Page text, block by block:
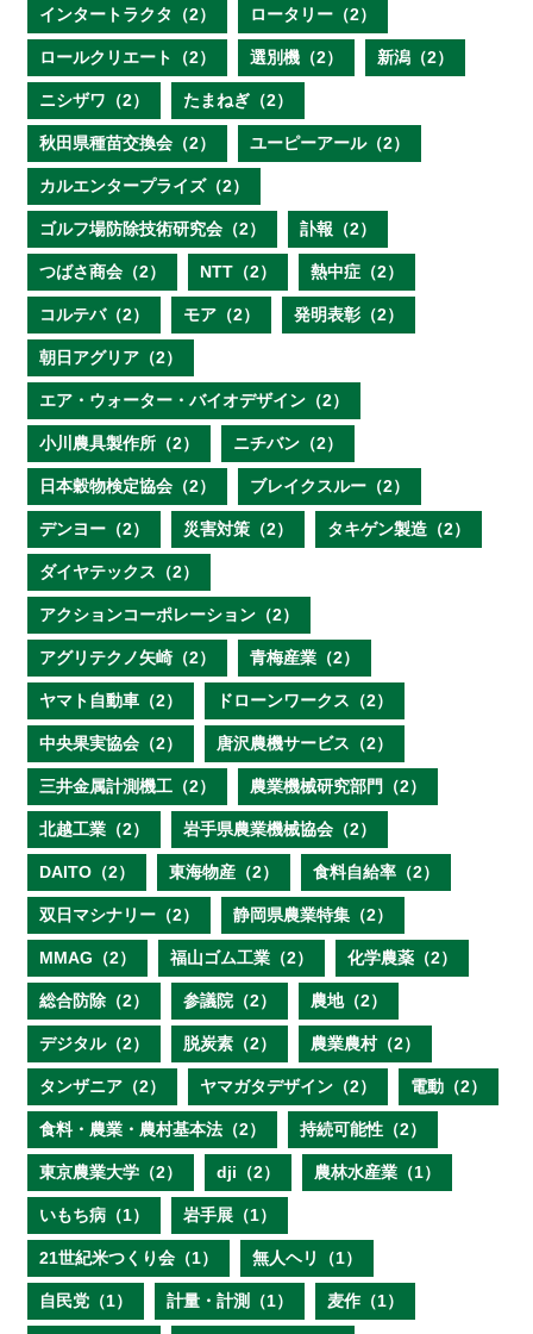
インタートラクタ（2） ロータリー（2）
ロールクリエート（2） 選別機（2） 新潟（2）
ニシザワ（2） たまねぎ（2）
秋田県種苗交換会（2） ユーピーアール（2）
カルエンタープライズ（2）
ゴルフ場防除技術研究会（2） 訃報（2）
つばさ商会（2） NTT（2） 熱中症（2）
コルテバ（2） モア（2） 発明表彰（2）
朝日アグリア（2）
エア・ウォーター・バイオデザイン（2）
小川農具製作所（2） ニチバン（2）
日本穀物検定協会（2） ブレイクスルー（2）
デンヨー（2） 災害対策（2） タキゲン製造（2）
ダイヤテックス（2）
アクションコーポレーション（2）
アグリテクノ矢崎（2） 青梅産業（2）
ヤマト自動車（2） ドローンワークス（2）
中央果実協会（2） 唐沢農機サービス（2）
三井金属計測機工（2） 農業機械研究部門（2）
北越工業（2） 岩手県農業機械協会（2）
DAITO（2） 東海物産（2） 食料自給率（2）
双日マシナリー（2） 静岡県農業特集（2）
MMAG（2） 福山ゴム工業（2） 化学農薬（2）
総合防除（2） 参議院（2） 農地（2）
デジタル（2） 脱炭素（2） 農業農村（2）
タンザニア（2） ヤマガタデザイン（2） 電動（2）
食料・農業・農村基本法（2） 持続可能性（2）
東京農業大学（2） dji（2） 農林水産業（1）
いもち病（1） 岩手展（1）
21世紀米つくり会（1） 無人ヘリ（1）
自民党（1） 計量・計測（1） 麦作（1）